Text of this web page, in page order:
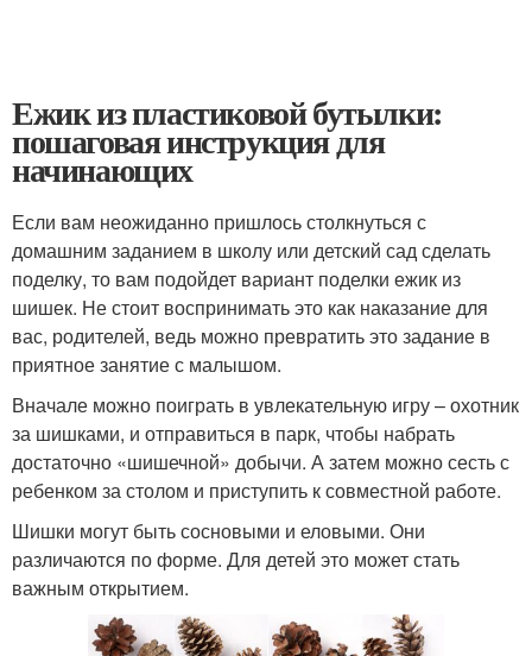
Ежик из пластиковой бутылки:
пошаговая инструкция для
начинающих
Если вам неожиданно пришлось столкнуться с
домашним заданием в школу или детский сад сделать
поделку, то вам подойдет вариант поделки ежик из
шишек. Не стоит воспринимать это как наказание для
вас, родителей, ведь можно превратить это задание в
приятное занятие с малышом.
Вначале можно поиграть в увлекательную игру – охотник
за шишками, и отправиться в парк, чтобы набрать
достаточно «шишечной» добычи. А затем можно сесть с
ребенком за столом и приступить к совместной работе.
Шишки могут быть сосновыми и еловыми. Они
различаются по форме. Для детей это может стать
важным открытием.